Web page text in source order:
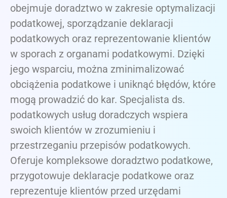
obejmuje doradztwo w zakresie optymalizacji
podatkowej, sporządzanie deklaracji
podatkowych oraz reprezentowanie klientów
w sporach z organami podatkowymi. Dzięki
jego wsparciu, można zminimalizować
obciążenia podatkowe i uniknąć błędów, które
mogą prowadzić do kar. Specjalista ds.
podatkowych usług doradczych wspiera
swoich klientów w zrozumieniu i
przestrzeganiu przepisów podatkowych.
Oferuje kompleksowe doradztwo podatkowe,
przygotowuje deklaracje podatkowe oraz
reprezentuje klientów przed urzędami